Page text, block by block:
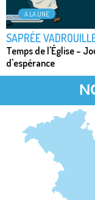
A LA UNE
SAPRÉE
Temps de l'Église –
d'espérance